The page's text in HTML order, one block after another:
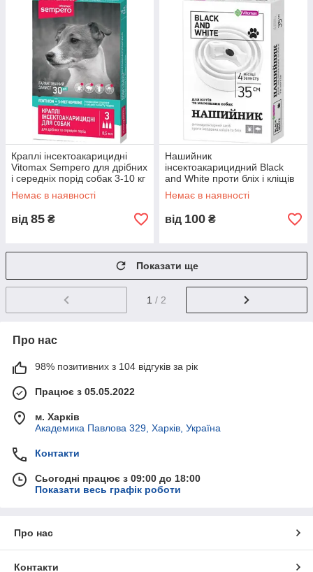
Краплі інсектоакарицидні
Vitomax Sempero для дрібних
і середніх порід собак 3-10 кг
ціна за 1 піпетку
Немає в наявності
від 85 ₴
Нашийник
інсектоакарицидний Black
and White проти бліх і кліщів
для котів і маленьких собак
35 см (білий)
Немає в наявності
від 100 ₴
Показати ще
1 / 2
Про нас
98% позитивних з 104 відгуків за рік
Працює з 05.05.2022
м. Харків
Академика Павлова 329, Харків, Україна
Контакти
Сьогодні працює з 09:00 до 18:00
Показати весь графік роботи
Про нас
Контакти